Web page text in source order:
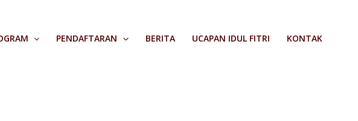
PENDAFTARAN BERITA UCAPAN IDUL FITRI KONTAK